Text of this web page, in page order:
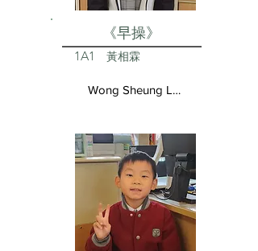
《早操》
1A1 黃相霖
Wong Sheung Lam